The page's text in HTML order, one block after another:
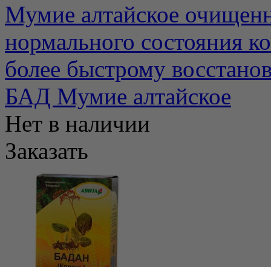
Мумие алтайское
нормального состояния
более быстрому
БАД Мумие алтайское
Нет в наличии
Заказать